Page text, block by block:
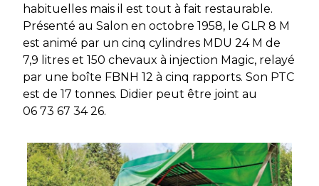
habituelles mais il est tout à fait restaurable.
Présenté au Salon en octobre 1958, le GLR 8 M
est animé par un cinq cylindres MDU 24 M de
7,9 litres et 150 chevaux à injection Magic, relayé
par une boîte FBNH 12 à cinq rapports. Son PTC
est de 17 tonnes. Didier peut être joint au
06 73 67 34 26.